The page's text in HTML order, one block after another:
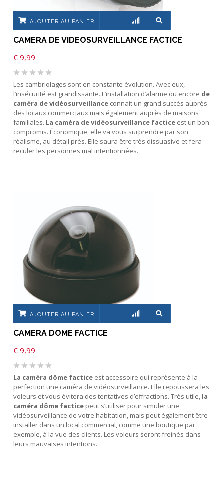
AJOUTER AU PANIER
CAMERA DE VIDEOSURVEILLANCE FACTICE
€ 9,99
Les cambriolages sont en constante évolution. Avec eux,
l’insécurité est grandissante. L’installation d’alarme ou encore de
caméra de vidéosurveillance connait un grand succès auprès
des locaux commerciaux mais également auprès de maisons
familiales. La caméra de vidéosurveillance factice est un bon
compromis. Économique, elle va vous surprendre par son
réalisme, au détail près. Elle saura être très dissuasive et fera
reculer les personnes mal intentionnées.
AJOUTER AU PANIER
CAMERA DOME FACTICE
€ 9,99
La caméra dôme factice est accessoire qui représente à la
perfection une caméra de vidéosurveillance. Elle repoussera les
voleurs et vous évitera des tentatives d’effractions. Très utile, la
caméra dôme factice peut s’utiliser pour simuler une
vidéosurveillance de votre habitation, mais peut également être
installer dans un local commercial, comme une boutique par
exemple, à la vue des clients. Les voleurs seront freinés dans
leurs mauvaises intentions.